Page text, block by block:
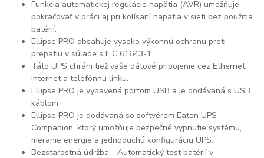
Funkcia automatickej regulácie napätia (AVR) umožňuje
pokračovať v práci aj pri kolísaní napätia v sieti bez použitia
batérií.
Ellipse PRO obsahuje vysoko výkonnú ochranu proti
prepätiu v súlade s IEC 61643-1.
Táto UPS chráni tiež vaše dátové pripojenie cez Ethernet,
internet a telefónnu linku.
Ellipse PRO je vybavená portom USB a je dodávaná s USB
káblom
Ellipse PRO je dodávaná so softvérom Eaton UPS
Companion, ktorý umožňuje bezpečné vypnutie systému,
meranie energie a jednoduchú konfiguráciu UPS.
Bezstarostná údržba - Automatický test batérií v